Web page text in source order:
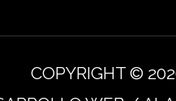
COPYRIGHT ©